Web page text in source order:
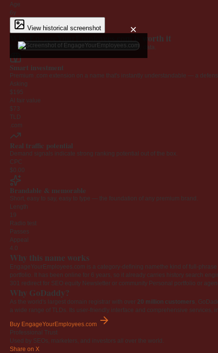
Age
6y
View historical screenshot ×
Why EngageYourEmployees.com is worth it
Every claim below is backed by verified third-party data.
Smart investment
Premium .com extension on a name that's instantly understandable — a
Asking
$195
AI fair value
$73
TLD
.com
Real traffic potential
Demand signals indicate strong ranking potential out of the box.
CPC
$0.00
Brandable & memorable
Short, easy to say, easy to type — the foundation of any premium brand.
Length
19
Radio test
Passes
Appeal
4.0
Why this name works
EngageYourEmployees.com is a category-defining namethe kind of full-
portfolio. It has been online for 6 years, so it already carries history search
301 redirect for SEO equity Newsletter or community Personal portfolio or
Why GoDaddy?
As the world's largest domain registrar with over 20 million customers,
a wide range of TLDs. Its user-friendly interface and comprehensive
Buy EngageYourEmployees.com
Professional Trust
Used by SEOs, marketers, and investors all over the world.
Share on X